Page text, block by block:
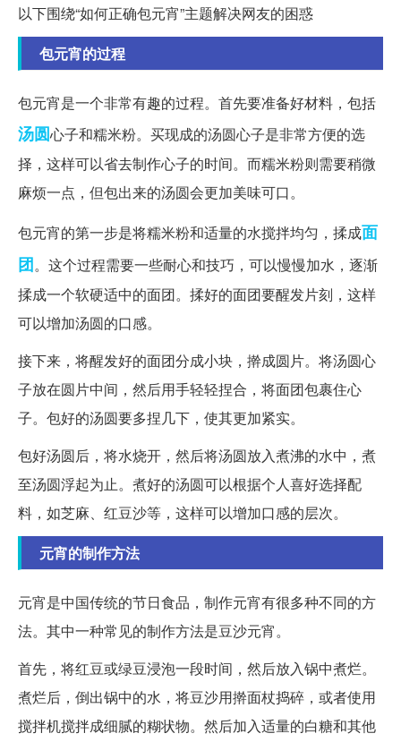
以下围绕“如何正确包元宵”主题解决网友的困惑
包元宵的过程
包元宵是一个非常有趣的过程。首先要准备好材料，包括
汤圆心子和糯米粉。买现成的汤圆心子是非常方便的选
择，这样可以省去制作心子的时间。而糯米粉则需要稍微
麻烦一点，但包出来的汤圆会更加美味可口。
包元宵的第一步是将糯米粉和适量的水搅拌均匀，揉成面
团。这个过程需要一些耐心和技巧，可以慢慢加水，逐渐
揉成一个软硬适中的面团。揉好的面团要醒发片刻，这样
可以增加汤圆的口感。
接下来，将醒发好的面团分成小块，擀成圆片。将汤圆心
子放在圆片中间，然后用手轻轻捏合，将面团包裹住心
子。包好的汤圆要多捏几下，使其更加紧实。
包好汤圆后，将水烧开，然后将汤圆放入煮沸的水中，煮
至汤圆浮起为止。煮好的汤圆可以根据个人喜好选择配
料，如芝麻、红豆沙等，这样可以增加口感的层次。
元宵的制作方法
元宵是中国传统的节日食品，制作元宵有很多种不同的方
法。其中一种常见的制作方法是豆沙元宵。
首先，将红豆或绿豆浸泡一段时间，然后放入锅中煮烂。
煮烂后，倒出锅中的水，将豆沙用擀面杖捣碎，或者使用
搅拌机搅拌成细腻的糊状物。然后加入适量的白糖和其他